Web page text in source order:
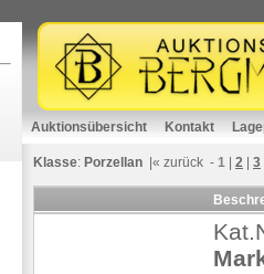
Auktionsübersicht Kontakt
Klasse: Porzellan |« zurück - 1 2 3